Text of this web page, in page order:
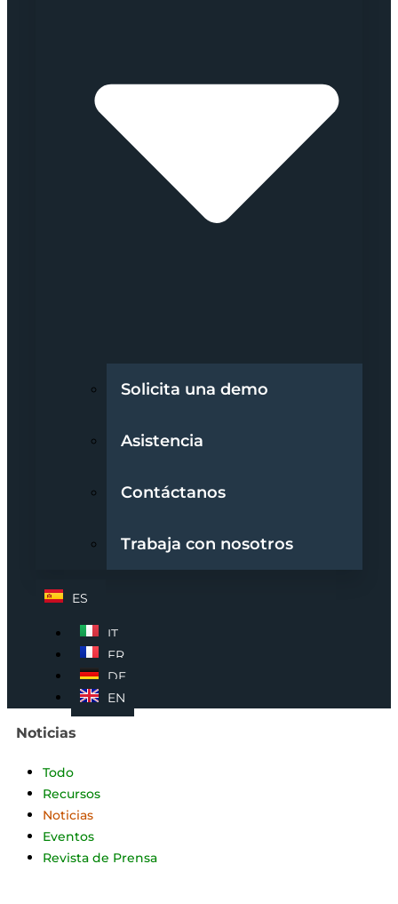
Solicita una demo
Asistencia
Contáctanos
Trabaja con nosotros
ES
IT
FR
DE
EN
Noticias
Todo
Recursos
Noticias
Eventos
Revista de Prensa